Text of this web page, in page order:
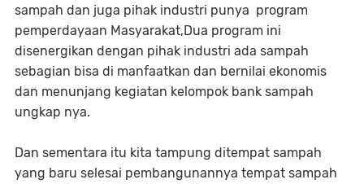
sampah dan juga pihak industri punya program
pemperdayaan Masyarakat,Dua program ini
disenergikan dengan pihak industri ada sampah
sebagian bisa di manfaatkan dan bernilai ekonomis
dan menunjang kegiatan kelompok bank sampah
ungkap nya.
Dan sementara itu kita tampung ditempat sampah
yang baru selesai pembangunannya tempat sampah